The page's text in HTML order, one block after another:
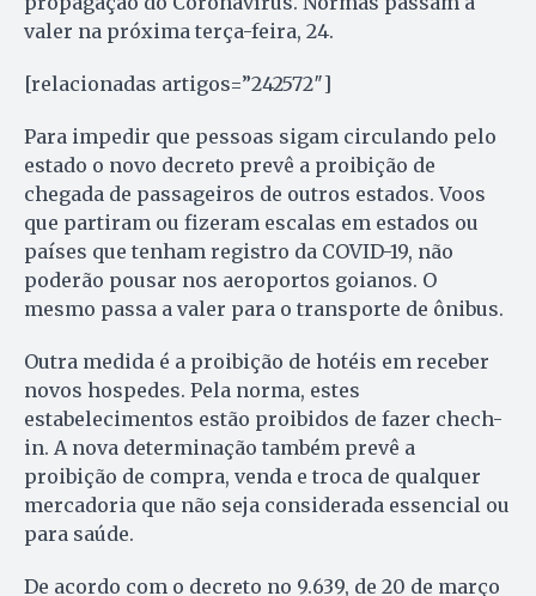
valer na próxima terça-feira, 24.
[relacionadas artigos=”242572″]
Para impedir que pessoas sigam circulando pelo
estado o novo decreto prevê a proibição de
chegada de passageiros de outros estados. Voos
que partiram ou fizeram escalas em estados ou
países que tenham registro da COVID-19, não
poderão pousar nos aeroportos goianos. O
mesmo passa a valer para o transporte de ônibus.
Outra medida é a proibição de hotéis em receber
novos hospedes. Pela norma, estes
estabelecimentos estão proibidos de fazer chech-
in. A nova determinação também prevê a
proibição de compra, venda e troca de qualquer
mercadoria que não seja considerada essencial ou
para saúde.
De acordo com o decreto no 9.639, de 20 de março